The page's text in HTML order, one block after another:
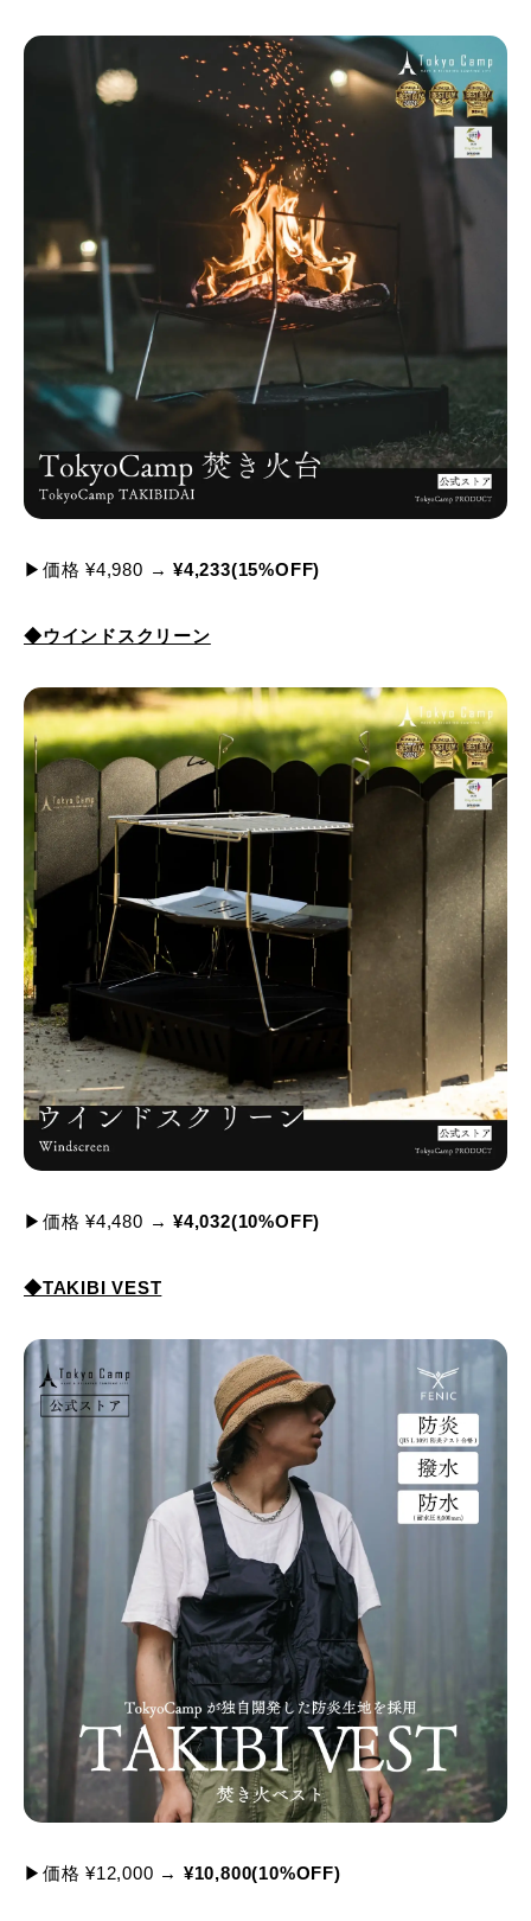
▶価格 ¥4,980 →¥4,233(15%OFF)
◆ウインドスクリーン
▶価格 ¥4,480 →¥4,032(10%OFF)
◆TAKIBI VEST
▶価格 ¥12,000 → ¥10,800(10%OFF)